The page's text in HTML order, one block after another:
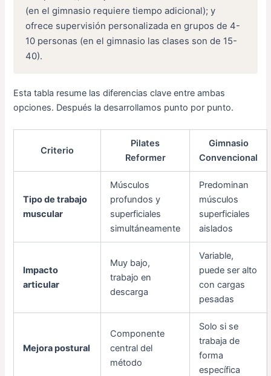
(en el gimnasio requiere tiempo adicional); y
ofrece supervisión personalizada en grupos de 4-
10 personas (en el gimnasio las clases son de 15-
40).
Esta tabla resume las diferencias clave entre ambas
opciones. Después la desarrollamos punto por punto.
Criterio
Pilates
Reformer
Gimnasio
Convencional
Tipo de trabajo
muscular
Músculos
profundos y
superficiales
simultáneamente
Predominan
músculos
superficiales
aislados
Impacto
articular
Muy bajo,
trabajo en
descarga
Variable,
puede ser alto
con cargas
pesadas
Mejora postural
Componente
central del
método
Solo si se
trabaja de
forma
específica